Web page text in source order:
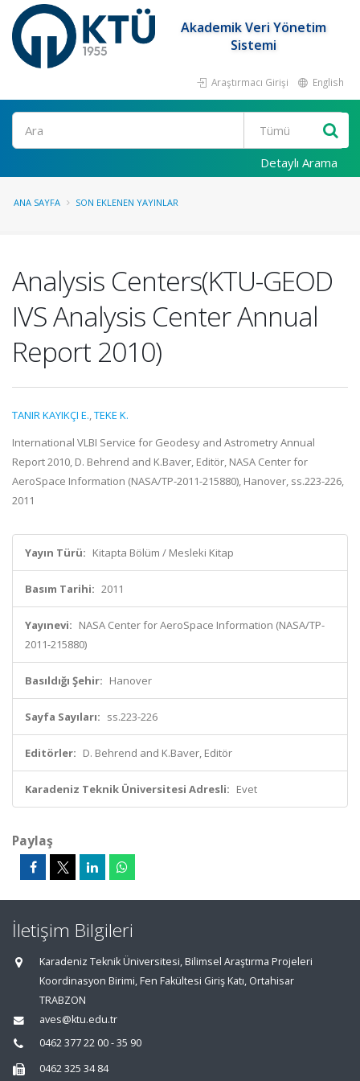
Akademik Veri Yönetim
Sistemi
Araştırmacı Girişi English
Ara
Detaylı Arama
ANA SAYFA SON EKLENEN YAYINLAR
Analysis Centers(KTU-GEOD
IVS Analysis Center Annual
Report 2010)
TANIR KAYIKÇI E.,TEKE K.
International VLBI Service for Geodesy and Astrometry Annual
Report 2010, D. Behrend and K.Baver, Editör, NASA Center for
AeroSpace Information (NASA/TP-2011-215880), Hanover, ss.223-226,
2011
Yayın Türü: Kitapta Bölüm / Mesleki Kitap
Basım Tarihi: 2011
Yayınevi: NASA Center for AeroSpace Information (NASA/TP-
2011-215880)
Basıldığı Şehir: Hanover
Sayfa Sayıları: ss.223-226
Editörler: D. Behrend and K.Baver, Editör
Karadeniz Teknik Üniversitesi Adresli: Evet
Paylaş
İletişim Bilgileri
Karadeniz Teknik Üniversitesi, Bilimsel Araştırma Projeleri
Koordinasyon Birimi, Fen Fakültesi Giriş Katı, Ortahisar
TRABZON
aves@ktu.edu.tr
0462 377 22 00 - 35 90
0462 325 34 84